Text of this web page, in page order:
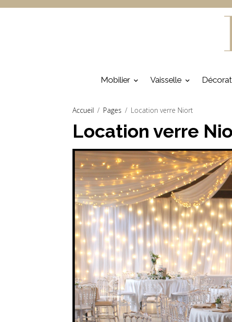
Mobilier Vaisselle
Accueil Pages Location verre Niort
Location verre